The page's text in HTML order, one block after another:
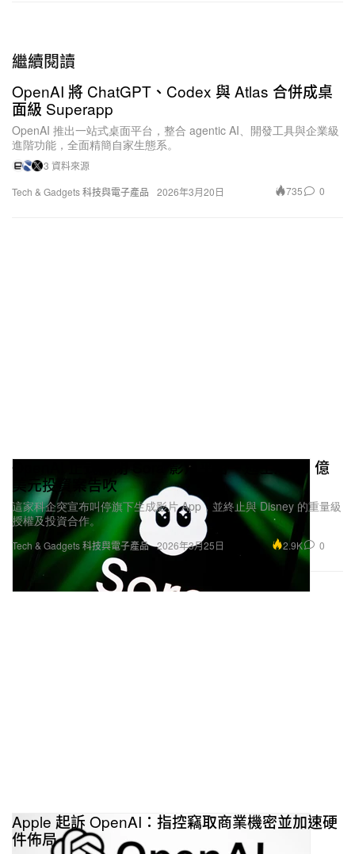
繼續閱讀
Tech & Gadgets 科技與電子產品
OpenAI 將 ChatGPT、Codex 與 Atlas 合併成桌
面級 Superapp
OpenAI 推出一站式桌面平台，整合 agentic AI、開發工具與企業級
進階功能，全面精簡自家生態系。
3 資料來源
2026年3月20日
735 0
Tech & Gadgets 科技與電子產品
OpenAI 正式關閉 Sora 影片平台 迪士尼 10 億
美元投資案告吹
這家科企突宣布叫停旗下生成影片 App，並終止與 Disney 的重量級
授權及投資合作。
2026年3月25日 2.9K 0
Apple 起訴 OpenAI：指控竊取商業機密並加速硬
件佈局